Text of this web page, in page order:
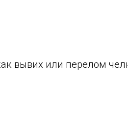
вывих или перелом